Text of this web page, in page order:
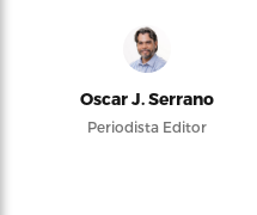
Oscar J. Serrano
Periodista Editor